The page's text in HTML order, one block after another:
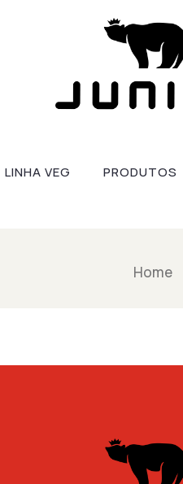
LINHA VEG PRODUTOS
Home